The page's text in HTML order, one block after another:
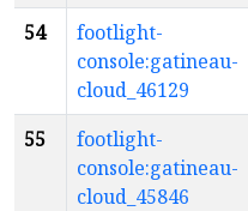
54
footlight-
console:gatineau-
cloud_46129
55
footlight-
console:gatineau-
cloud_45846